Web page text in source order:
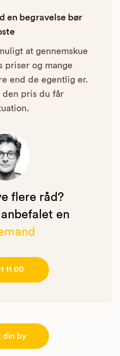
en begravelse bør
at gennemskue
priser og mange
end de egentlig er.
den pris du får
flere råd?
en
11 00
din by